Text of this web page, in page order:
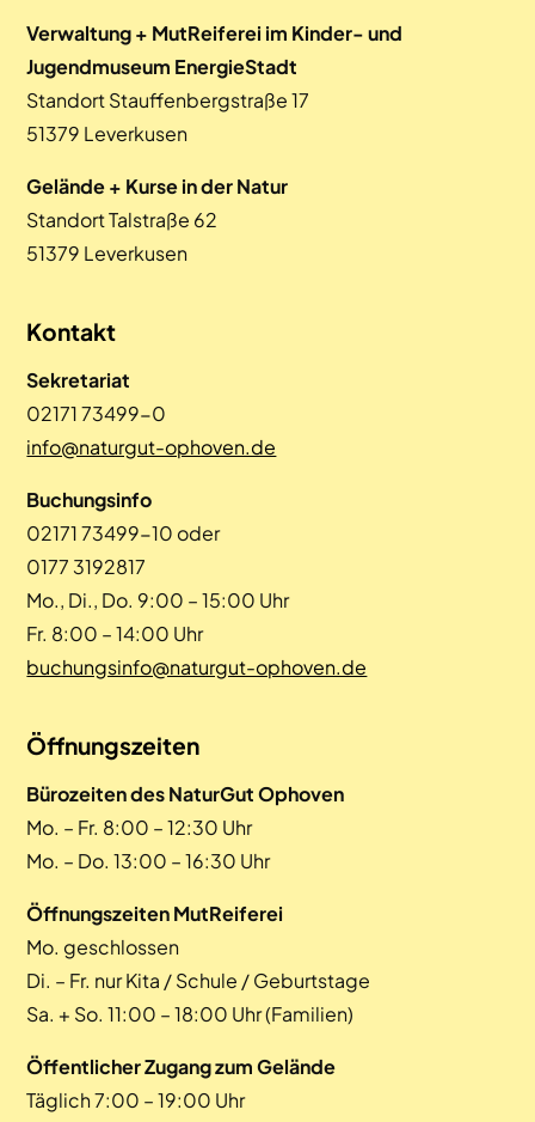
Verwaltung + MutReiferei im Kinder- und
Jugendmuseum EnergieStadt
Standort Stauffenbergstraße 17
51379 Leverkusen
Gelände + Kurse in der Natur
Standort Talstraße 62
51379 Leverkusen
Kontakt
Sekretariat
02171 73499-0
info@naturgut-ophoven.de
Buchungsinfo
02171 73499-10 oder
0177 3192817
Mo., Di., Do. 9:00 – 15:00 Uhr
Fr. 8:00 – 14:00 Uhr
buchungsinfo@naturgut-ophoven.de
Öffnungszeiten
Bürozeiten des NaturGut Ophoven
Mo. – Fr. 8:00 – 12:30 Uhr
Mo. – Do. 13:00 – 16:30 Uhr
Öffnungszeiten MutReiferei
Mo. geschlossen
Di. – Fr. nur Kita / Schule / Geburtstage
Sa. + So. 11:00 – 18:00 Uhr (Familien)
Öffentlicher Zugang zum Gelände
Täglich 7:00 – 19:00 Uhr